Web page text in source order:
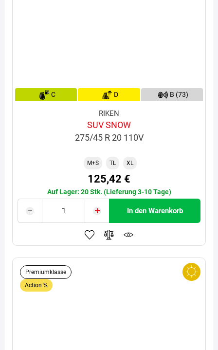
C D B (73)
RIKEN
SUV SNOW
275/45 R 20 110V
M+S
125,42 €
Auf Lager: 20 Stk. (Lieferung 3-10 Tage)
In den Warenkorb
Premiumklasse
Action %